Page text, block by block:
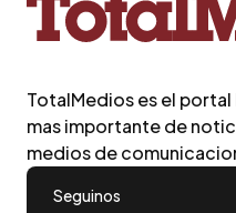
TotalMedios es el
mas importante de
medios de
Seguinos